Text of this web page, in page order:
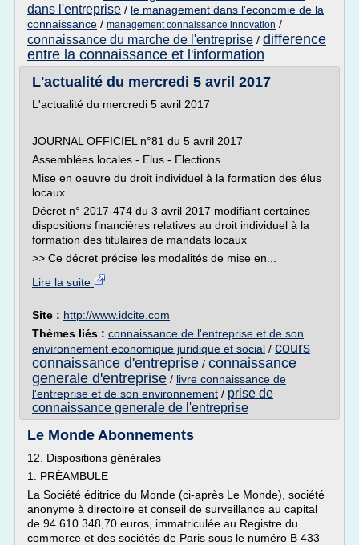
dans l'entreprise / le management dans l'economie de la
connaissance / management connaissance innovation /
connaissance du marche de l'entreprise / difference
entre la connaissance et l'information
L'actualité du mercredi 5 avril 2017
L'actualité du mercredi 5 avril 2017
JOURNAL OFFICIEL n°81 du 5 avril 2017
Assemblées locales - Elus - Elections
Mise en oeuvre du droit individuel à la formation des élus
locaux
Décret n° 2017-474 du 3 avril 2017 modifiant certaines
dispositions financières relatives au droit individuel à la
formation des titulaires de mandats locaux
>> Ce décret précise les modalités de mise en...
Lire la suite
Site : http://www.idcite.com
Thèmes liés : connaissance de l'entreprise et de son
environnement economique juridique et social / cours
connaissance d'entreprise / connaissance
generale d'entreprise / livre connaissance de
l'entreprise et de son environnement / prise de
connaissance generale de l'entreprise
Le Monde Abonnements
12. Dispositions générales
1. PRÉAMBULE
La Société éditrice du Monde (ci-après Le Monde), société
anonyme à directoire et conseil de surveillance au capital
de 94 610 348,70 euros, immatriculée au Registre du
commerce et des sociétés de Paris sous le numéro B 433